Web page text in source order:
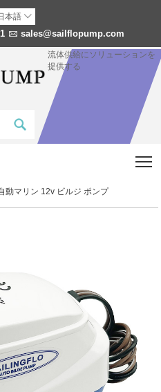
本語 
 sales@sailflopump.com
流体供給にソリューションを
提供する
動マリン 12v ビルジ ポンプ